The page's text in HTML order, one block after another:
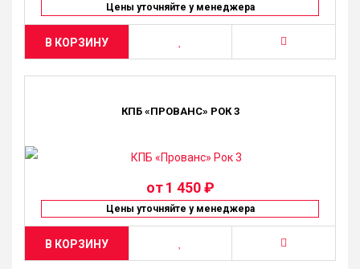
Цены уточняйте у менеджера
В КОРЗИНУ
КПБ «ПРОВАНС» РОК 3
от 1 450 ₽
Цены уточняйте у менеджера
В КОРЗИНУ